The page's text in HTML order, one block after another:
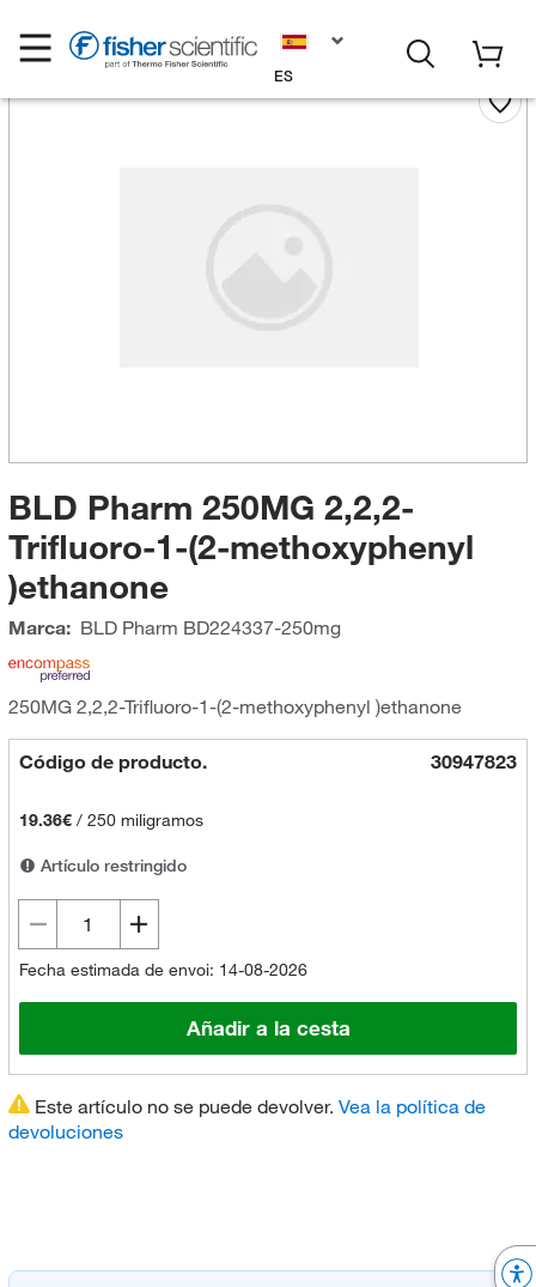
ES
BLD Pharm 250MG 2,2,2-
Trifluoro-1-(2-methoxyphenyl
)ethanone
Marca: BLD Pharm BD224337-250mg
250MG 2,2,2-Trifluoro-1-(2-methoxyphenyl )ethanone
Código de producto. 30947823
19.36€/ 250 miligramos
Artículo restringido
Fecha estimada de envoi: 14-08-2026
Añadir a la cesta
Este artículo no se puede devolver. Vea la política de
devoluciones